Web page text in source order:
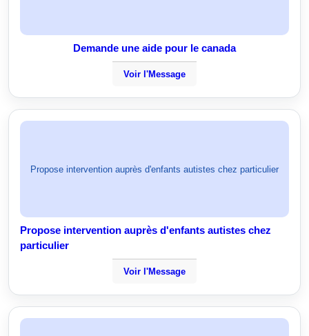
Demande une aide pour le canada
Voir l'Message
Propose intervention auprès d'enfants autistes chez particulier
Propose intervention auprès d'enfants autistes chez
particulier
Voir l'Message